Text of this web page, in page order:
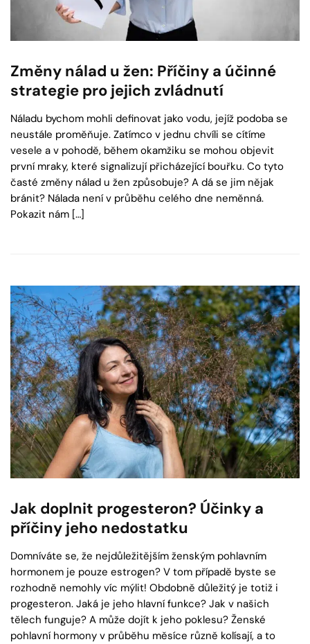
Změny nálad u žen: Příčiny a účinné
strategie pro jejich zvládnutí
Náladu bychom mohli definovat jako vodu, jejíž podoba se
neustále proměňuje. Zatímco v jednu chvíli se cítíme
vesele a v pohodě, během okamžiku se mohou objevit
první mraky, které signalizují přicházející bouřku. Co tyto
časté změny nálad u žen způsobuje? A dá se jim nějak
bránit? Nálada není v průběhu celého dne neměnná.
Pokazit nám […]
Jak doplnit progesteron? Účinky a
příčiny jeho nedostatku
Domníváte se, že nejdůležitějším ženským pohlavním
hormonem je pouze estrogen? V tom případě byste se
rozhodně nemohly víc mýlit! Obdobně důležitý je totiž i
progesteron. Jaká je jeho hlavní funkce? Jak v našich
tělech funguje? A může dojít k jeho poklesu? Ženské
pohlavní hormony v průběhu měsíce různě kolísají, a to